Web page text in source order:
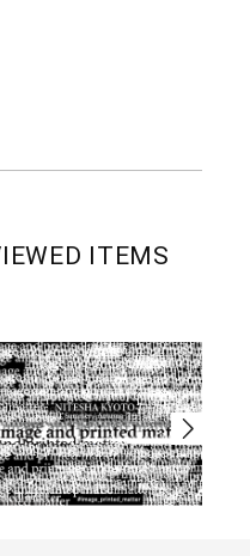
ITEMS